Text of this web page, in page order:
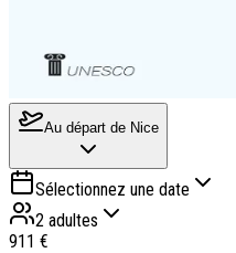
Au départ de Nice
Sélectionnez une date
2 adultes
911 €